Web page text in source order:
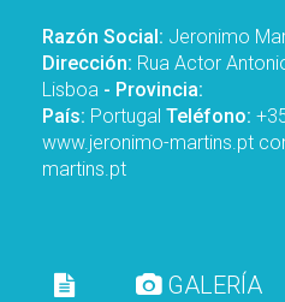
Razón Social: Jeronimo
Dirección: Rua Actor
Lisboa - Provincia:
País: Portugal Teléfono:
www.jeronimo-martins.pt
martins.pt
GALERÍA